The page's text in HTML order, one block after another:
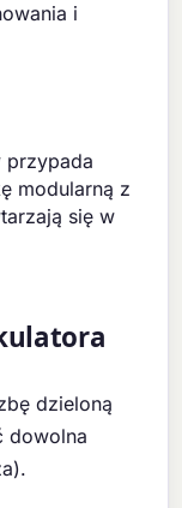
i
przypada
modularną z
się w
dzieloną
dowolna